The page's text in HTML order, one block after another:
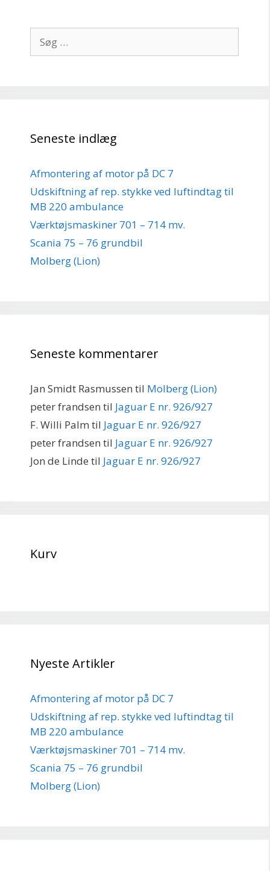
efter:
Seneste indlæg
Afmontering af motor på DC 7
Udskiftning af rep. stykke ved luftindtag til
MB 220 ambulance
Værktøjsmaskiner 701 – 714 mv.
Scania 75 – 76 grundbil
Molberg (Lion)
Seneste kommentarer
Jan Smidt Rasmussen til Molberg (Lion)
peter frandsen til Jaguar E nr. 926/927
F. Willi Palm til Jaguar E nr. 926/927
peter frandsen til Jaguar E nr. 926/927
Jon de Linde til Jaguar E nr. 926/927
Kurv
Nyeste Artikler
Afmontering af motor på DC 7
Udskiftning af rep. stykke ved luftindtag til
MB 220 ambulance
Værktøjsmaskiner 701 – 714 mv.
Scania 75 – 76 grundbil
Molberg (Lion)